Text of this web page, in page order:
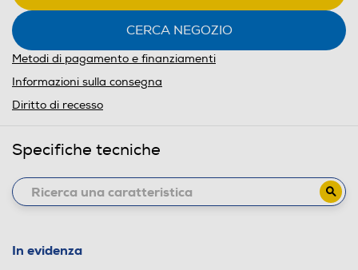
CERCA NEGOZIO
Metodi di pagamento e finanziamenti
Informazioni sulla consegna
Diritto di recesso
Specifiche tecniche
In evidenza